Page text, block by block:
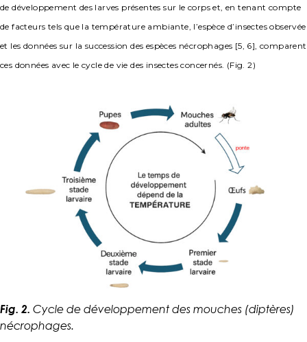
de développement des larves présentes sur le corps et, en tenant compte
de facteurs tels que la température ambiante, l’espèce d’insectes observée
et les données sur la succession des espèces nécrophages [5, 6], comparent
ces données avec le cycle de vie des insectes concernés. (Fig. 2)
Fig. 2. Cycle de développement des mouches (diptères)
nécrophages.